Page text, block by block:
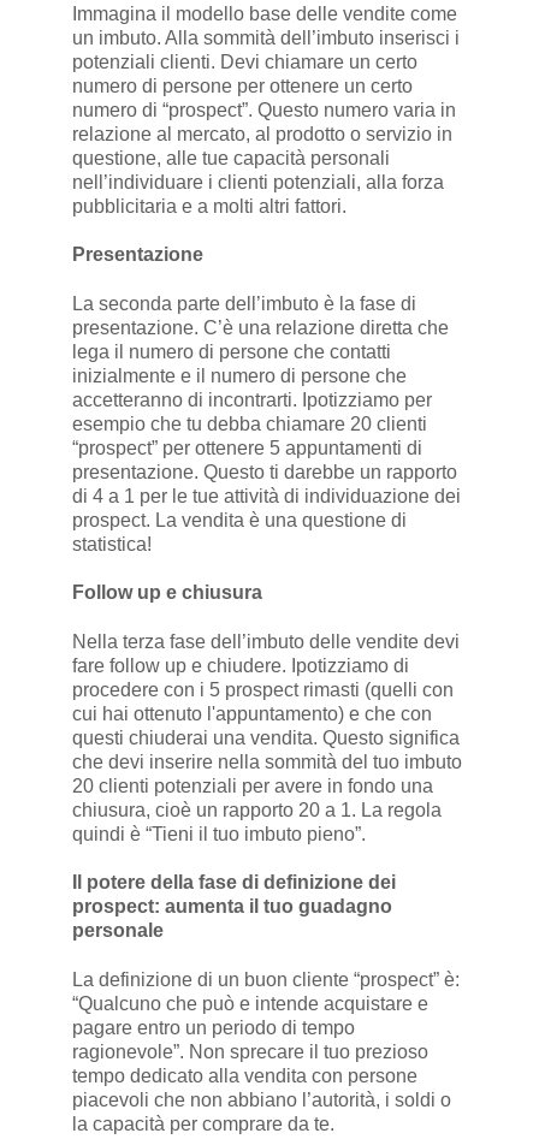
Immagina il modello base delle vendite come
un imbuto. Alla sommità dell’imbuto inserisci i
potenziali clienti. Devi chiamare un certo
numero di persone per ottenere un certo
numero di “prospect”. Questo numero varia in
relazione al mercato, al prodotto o servizio in
questione, alle tue capacità personali
nell’individuare i clienti potenziali, alla forza
pubblicitaria e a molti altri fattori.
Presentazione
La seconda parte dell’imbuto è la fase di
presentazione. C’è una relazione diretta che
lega il numero di persone che contatti
inizialmente e il numero di persone che
accetteranno di incontrarti. Ipotizziamo per
esempio che tu debba chiamare 20 clienti
“prospect” per ottenere 5 appuntamenti di
presentazione. Questo ti darebbe un rapporto
di 4 a 1 per le tue attività di individuazione dei
prospect. La vendita è una questione di
statistica!
Follow up e chiusura
Nella terza fase dell’imbuto delle vendite devi
fare follow up e chiudere. Ipotizziamo di
procedere con i 5 prospect rimasti (quelli con
cui hai ottenuto l'appuntamento) e che con
questi chiuderai una vendita. Questo significa
che devi inserire nella sommità del tuo imbuto
20 clienti potenziali per avere in fondo una
chiusura, cioè un rapporto 20 a 1. La regola
quindi è “Tieni il tuo imbuto pieno”.
Il potere della fase di definizione dei
prospect: aumenta il tuo guadagno
personale
La definizione di un buon cliente “prospect” è:
“Qualcuno che può e intende acquistare e
pagare entro un periodo di tempo
ragionevole”. Non sprecare il tuo prezioso
tempo dedicato alla vendita con persone
piacevoli che non abbiano l’autorità, i soldi o
la capacità per comprare da te.